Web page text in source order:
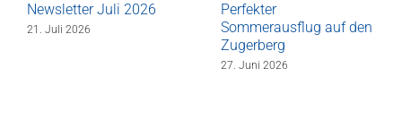
Newsletter Juli 2026
21. Juli 2026
Perfekter
Sommerausflug auf den
Zugerberg
27. Juni 2026